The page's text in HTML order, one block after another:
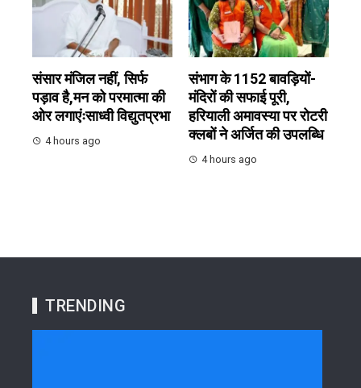
संसार मंजिल नहीं, सिर्फ
पड़ाव है,मन को परमात्मा की
ओर लगाएंःसाध्वी विद्युतप्रभा
4 hours ago
संभाग के 1152 बावड़ियों-
मंदिरों की सफाई पूरी,
हरियाली अमावस्या पर रोटरी
क्लबों ने अर्जित की उपलब्धि
4 hours ago
TRENDING